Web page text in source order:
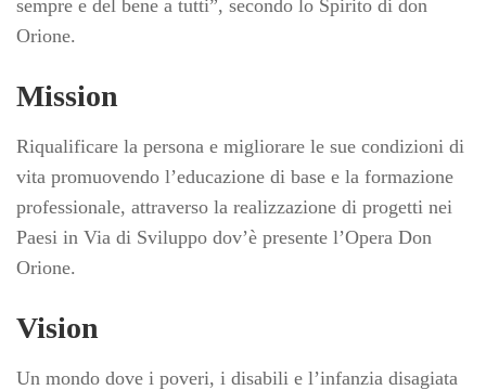
sempre e del bene a tutti”, secondo lo Spirito di don
Orione.
Mission
Riqualificare la persona e migliorare le sue condizioni di
vita promuovendo l’educazione di base e la formazione
professionale, attraverso la realizzazione di progetti nei
Paesi in Via di Sviluppo dov’è presente l’Opera Don
Orione.
Vision
Un mondo dove i poveri, i disabili e l’infanzia disagiata